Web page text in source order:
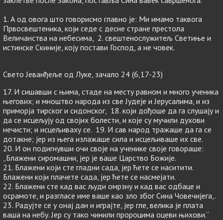
1. А од овога што говорисмо главно је: Ми имамо таквога
Првосвештеника, који седе с десне стране престола
Величанства на небесима, 2. свештенослужитељ Светиње и
истинске Скиније, коју постави Господ, а не човек.
Свето Јеванђеље од Луке, зачало 24 (6,17-23)
17. И сишавши с њима, стаде на месту равном и много ученика
његових; и мноштво народа из све Јудеје и Јерусалима, и из
приморја тирског и сидонског, 18. који дођоше да га слушају и
да се исцељују од својих болести, и које су мучили духови
нечисти; и исцељиваху се. 19. И сав народ тражаше да га се
дотакне; јер из њега излажаше сила и исцељиваше их све.
20. И он подигнувши очи своје на ученике своје говораше:
„Блажени сиромашни, јер је ваше Царство Божије.
21. Блажени који сте гладни сада, јер ћете се наситити.
Блажени који плачете сада, јер ћете се насмејати.
22. Блажени сте кад вас људи омрзну и кад вас одбаце и
осрамоте, и разгласе име ваше као зло због Сина Човечијега,.
23. Радујте се у онај дан и играјте, јер гле, велика је плата
ваша на небу. Јер су тако чинили пророцима оцеви њихови.“